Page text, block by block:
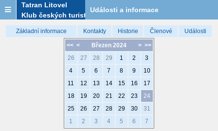
Tatran Litovel
Klub českých turistů
Události a informace
Základní informace Kontakty Historie Členové Události
<< < > >>
Březen 2024
26
27 28 29 1 2
3
4
5 6 7 8 9
10
11
12 13 14 15 16
17
18
19 20 21 22 23
24
25
26 27 28 29 30
31
1
2 3 4 5 6 7